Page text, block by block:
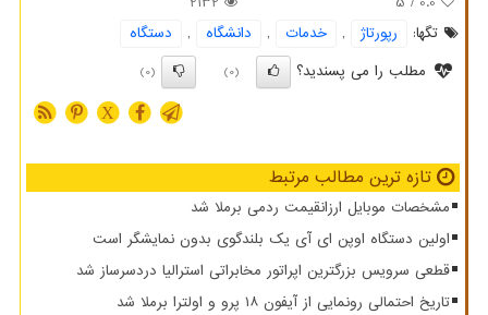
تگها:
رپورتاژ , خدمات , دانشگاه ,
دستگاه
مطلب را می پسندید؟
(0)
(0)
X
تازه ترین مطالب مرتبط
مشخصات موبایل ارزانقیمت ردمی برملا شد
اولین دستگاه اوپن ای آی یک بلندگوی بدون نمایشگر است
قطعی سرویس بزرگترین اپراتور مخابراتی استرالیا دردسرساز شد
تاریخ احتمالی رونمایی از آیفون ۱۸ پرو و اولترا برملا شد